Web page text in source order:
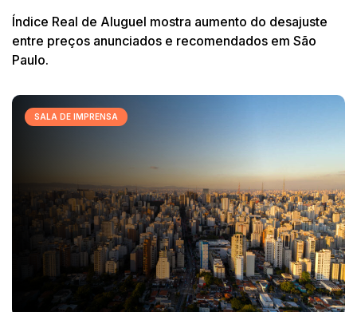
Índice Real de Aluguel mostra aumento do desajuste
entre preços anunciados e recomendados em São
Paulo.
SALA DE IMPRENSA